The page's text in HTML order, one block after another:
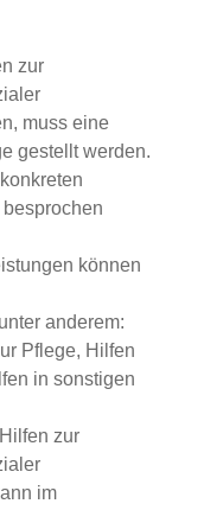
zur
muss eine
gestellt werden.
können
anderem:
Pflege, Hilfen
in sonstigen
zur
im